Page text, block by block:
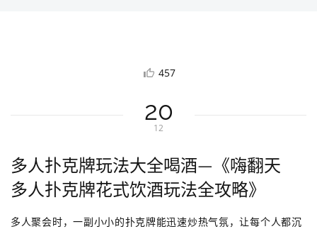
457
20
12
多人扑克牌玩法大全喝酒—《嗨翻天
多人扑克牌花式饮酒玩法全攻略》
多人聚会时，一副小小的扑克牌能迅速炒热气氛，让每个人都沉